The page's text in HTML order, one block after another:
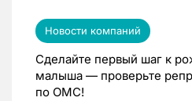
Новости компаний
Сделайте первый шаг к
малыша — проверьте
по ОМС!